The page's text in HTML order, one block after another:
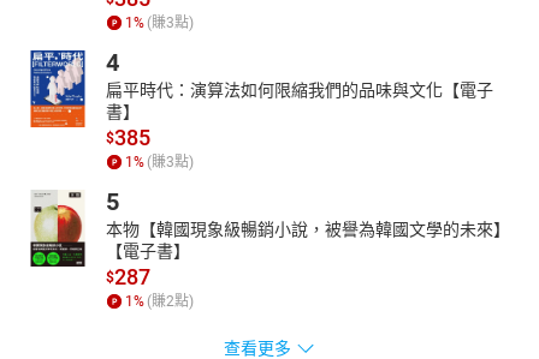
1% (賺3點)
4
扁平時代：演算法如何限縮我們的品味與文化【電子
書】
$385
1% (賺3點)
5
本物【韓國現象級暢銷小說，被譽為韓國文學的未來】
【電子書】
$287
1% (賺2點)
查看更多